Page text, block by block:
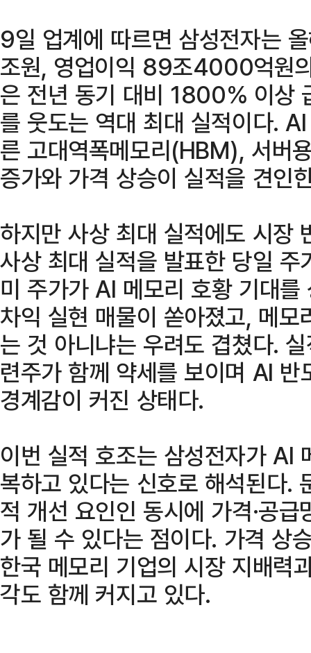
9일 업계에 따르면 삼성전자는
조원, 영업이익 89조4000억원
은 전년 동기 대비 1800% 이상
를 웃도는 역대 최대 실적이다.
른 고대역폭메모리(HBM), 서버
증가와 가격 상승이 실적을 견인
하지만 사상 최대 실적에도 시장
사상 최대 실적을 발표한 당일
미 주가가 AI 메모리 호황 기대
차익 실현 매물이 쏟아졌고, 메
는 것 아니냐는 우려도 겹쳤다.
련주가 함께 약세를 보이며 AI
경계감이 커진 상태다.
이번 실적 호조는 삼성전자가 AI
복하고 있다는 신호로 해석된다.
적 개선 요인인 동시에 가격·공
가 될 수 있다는 점이다. 가격 상
한국 메모리 기업의 시장 지배력
각도 함께 커지고 있다.